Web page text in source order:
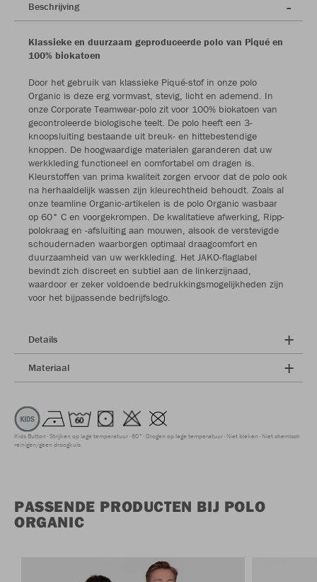
Beschrijving
Klassieke en duurzaam geproduceerde polo van Piqué en
100% biokatoen
Door het gebruik van klassieke Piqué-stof in onze polo
Organic is deze erg vormvast, stevig, licht en ademend. In
onze Corporate Teamwear-polo zit voor 100% biokatoen van
gecontroleerde biologische teelt. De polo heeft een 3-
knoopsluiting bestaande uit breuk- en hittebestendige
knoppen. De hoogwaardige materialen garanderen dat uw
werkkleding functioneel en comfortabel om dragen is.
Kleurstoffen van prima kwaliteit zorgen ervoor dat de polo ook
na herhaaldelijk wassen zijn kleurechtheid behoudt. Zoals al
onze teamline Organic-artikelen is de polo Organic wasbaar
op 60° C en voorgekrompen. De kwalitatieve afwerking, Ripp-
polokraag en -afsluiting aan mouwen, alsook de verstevigde
schoudernaden waarborgen optimaal draagcomfort en
duurzaamheid van uw werkkleding. Het JAKO-flaglabel
bevindt zich discreet en subtiel aan de linkerzijnaad,
waardoor er zeker voldoende bedrukkingsmogelijkheden zijn
voor het bijpassende bedrijfslogo.
Details
Materiaal
Kids Button Strijken op lage temperatuur 60° Drogen op lage temperatuur Niet bleken Niet chemisch
reinigen/geen droogkuis
PASSENDE PRODUCTEN BIJ POLO
ORGANIC